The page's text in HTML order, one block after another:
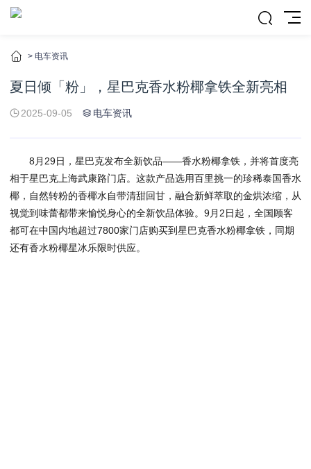
> 电车资讯
夏日倾「粉」，星巴克香水粉椰拿铁全新亮相
2025-09-05 电车资讯
8月29日，星巴克发布全新饮品——香水粉椰拿铁，并将首度亮
相于星巴克上海武康路门店。这款产品选用百里挑一的珍稀泰国香水
椰，自然转粉的香椰水自带清甜回甘，融合新鲜萃取的金烘浓缩，从
视觉到味蕾都带来愉悦身心的全新饮品体验。9月2日起，全国顾客
都可在中国内地超过7800家门店购买到星巴克香水粉椰拿铁，同期
还有香水粉椰星冰乐限时供应。